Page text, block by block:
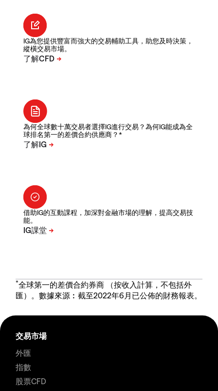
IG為您提供豐富而強大的交易輔助工具，助您及時決策，
縱橫交易市場。
為何全球數十萬交易者選擇IG進行交易？為何IG能成為全
球排名第一的差價合約供應商？*
借助IG的互動課程，加深對金融市場的理解，提高交易技
能。
*全球第一的差價合約券商 （按收入計算，不包括外
匯）。數據來源︰截至2022年6月已公佈的財務報表。
交易市場
外匯
指數
股票CFD